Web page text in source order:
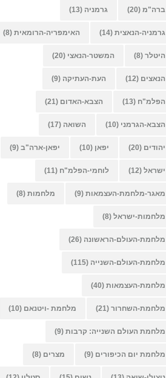
ברה"מ (20) גרמניה (13)
גרמניה-הנאצית (14) האימפריה-הרומאית (8)
היטלר (8) המשטר-הנאצי (20)
הנאצים (12) העת-העתיקה (9)
הפלמ"ח (13) הצבא-האדום (21)
הצבא-הגרמני (10) השואה (17)
יהודים (20) יפאן (10) יפאן-ארה"ב (9)
ישראל (12) לוחמי-הפלמ"ח (11)
מאגר-מלחמת-העצמאות (9) מלחמות (8)
מלחמות-ישראל (8)
מלחמת-העולם-הראשונה (26)
מלחמת-העולם-השנייה (115)
מלחמת-העצמאות (40)
מלחמת-השחרור (21) מלחמת -ויטנאם (10)
מלחמת העולם השנייה: קרבות (9)
מלחמת יום הכיפורים (9) מצרים (8)